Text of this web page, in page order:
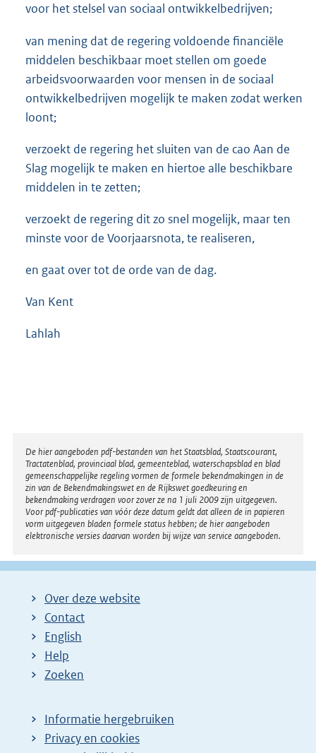
voor het stelsel van sociaal ontwikkelbedrijven;
van mening dat de regering voldoende financiële
middelen beschikbaar moet stellen om goede
arbeidsvoorwaarden voor mensen in de sociaal
ontwikkelbedrijven mogelijk te maken zodat werken
loont;
verzoekt de regering het sluiten van de cao Aan de
Slag mogelijk te maken en hiertoe alle beschikbare
middelen in te zetten;
verzoekt de regering dit zo snel mogelijk, maar ten
minste voor de Voorjaarsnota, te realiseren,
en gaat over tot de orde van de dag.
Van Kent
Lahlah
Disclaimer
De hier aangeboden pdf-bestanden van het Staatsblad, Staatscourant,
Tractatenblad, provinciaal blad, gemeenteblad, waterschapsblad en blad
gemeenschappelijke regeling vormen de formele bekendmakingen in de
zin van de Bekendmakingswet en de Rijkswet goedkeuring en
bekendmaking verdragen voor zover ze na 1 juli 2009 zijn uitgegeven.
Voor pdf-publicaties van vóór deze datum geldt dat alleen de in papieren
vorm uitgegeven bladen formele status hebben; de hier aangeboden
elektronische versies daarvan worden bij wijze van service aangeboden.
Over deze website
Contact
English
Help
Zoeken
Informatie hergebruiken
Privacy en cookies